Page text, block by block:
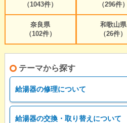
（1043件）
（296件）
奈良県
（102件）
和歌山県
（26件）
テーマから探す
給湯器の修理について
給湯器の交換・取り替えについて